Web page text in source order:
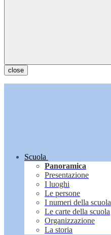
close
Scuola
Panoramica
Presentazione
I luoghi
Le persone
I numeri della scuola
Le carte della scuola
Organizzazione
La storia